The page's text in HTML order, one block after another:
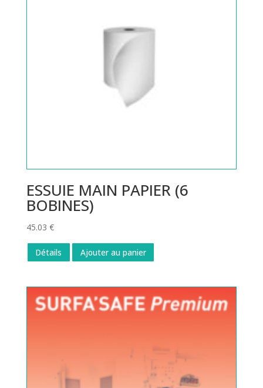
ESSUIE MAIN PAPIER (6
BOBINES)
45.03 €
Détails Ajouter au panier